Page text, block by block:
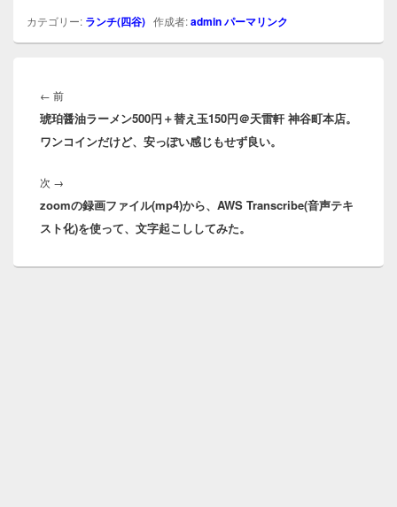
カテゴリー: ランチ(四谷) 作成者:adminパーマリンク
稿
ナ
ビ
ゲ
シ
ョ
ン
← 前前
の
投
琥珀醤油ラーメン500円＋替え玉150円＠天雷軒 神谷町本店。
ワンコインだけど、安っぽい感じもせず良い。
次 →
の
投
zoomの録画ファイル(mp4)から、AWS Transcribe(音声テキ
スト化)を使って、文字起こししてみた。